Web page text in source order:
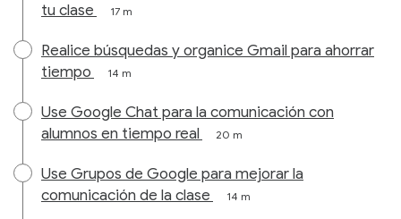
tu clase
17 m
Realice búsquedas y organice Gmail para ahorrar
tiempo
14 m
Use Google Chat para la comunicación con
alumnos en tiempo real
20 m
Use Grupos de Google para mejorar la
comunicación de la clase
14 m